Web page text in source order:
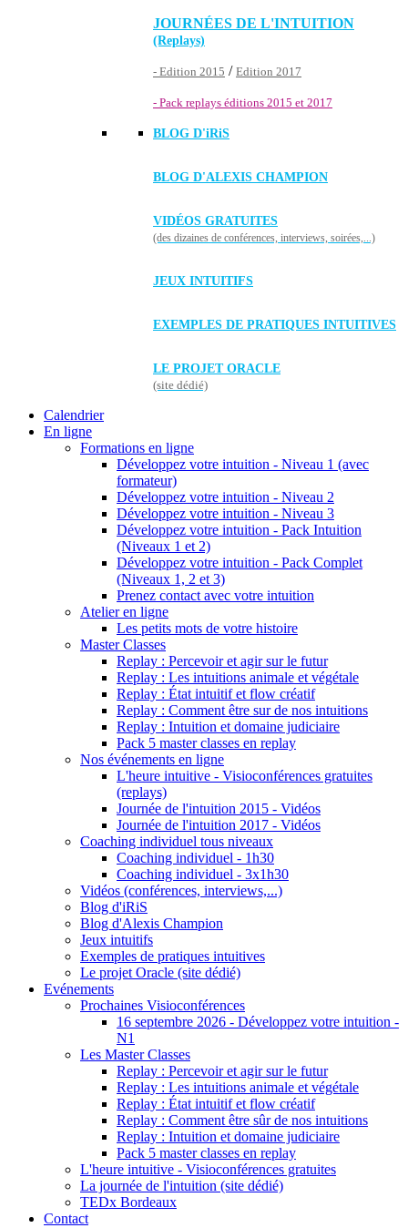
JOURNÉES DE L'INTUITION
(Replays)
- Edition 2015 / Edition 2017
- Pack replays éditions 2015 et 2017
BLOG D'iRiS
BLOG D'ALEXIS CHAMPION
VIDÉOS GRATUITES
(des dizaines de conférences, interviews, soirées,...)
JEUX INTUITIFS
EXEMPLES DE PRATIQUES INTUITIVES
LE PROJET ORACLE
(site dédié)
Calendrier
En ligne
Formations en ligne
Développez votre intuition - Niveau 1 (avec
formateur)
Développez votre intuition - Niveau 2
Développez votre intuition - Niveau 3
Développez votre intuition - Pack Intuition
(Niveaux 1 et 2)
Développez votre intuition - Pack Complet
(Niveaux 1, 2 et 3)
Prenez contact avec votre intuition
Atelier en ligne
Les petits mots de votre histoire
Master Classes
Replay : Percevoir et agir sur le futur
Replay : Les intuitions animale et végétale
Replay : État intuitif et flow créatif
Replay : Comment être sur de nos intuitions
Replay : Intuition et domaine judiciaire
Pack 5 master classes en replay
Nos événements en ligne
L'heure intuitive - Visioconférences gratuites
(replays)
Journée de l'intuition 2015 - Vidéos
Journée de l'intuition 2017 - Vidéos
Coaching individuel tous niveaux
Coaching individuel - 1h30
Coaching individuel - 3x1h30
Vidéos (conférences, interviews,...)
Blog d'iRiS
Blog d'Alexis Champion
Jeux intuitifs
Exemples de pratiques intuitives
Le projet Oracle (site dédié)
Evénements
Prochaines Visioconférences
16 septembre 2026 - Développez votre intuition -
N1
Les Master Classes
Replay : Percevoir et agir sur le futur
Replay : Les intuitions animale et végétale
Replay : État intuitif et flow créatif
Replay : Comment être sûr de nos intuitions
Replay : Intuition et domaine judiciaire
Pack 5 master classes en replay
L'heure intuitive - Visioconférences gratuites
La journée de l'intuition (site dédié)
TEDx Bordeaux
Contact